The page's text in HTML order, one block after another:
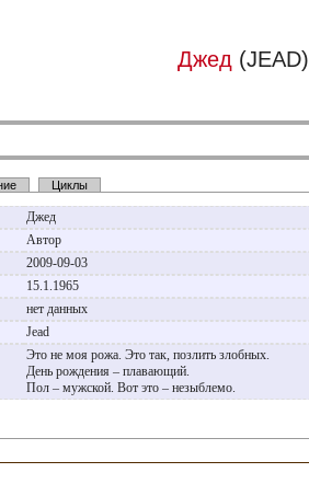
Джед (JEAD)
Циклы
Джед
Автор
2009-09-03
15.1.1965
нет данных
Jead
Это не моя рожа. Это так, позлить злобных.
День рождения – плавающий.
Пол – мужской. Вот это – незыблемо.